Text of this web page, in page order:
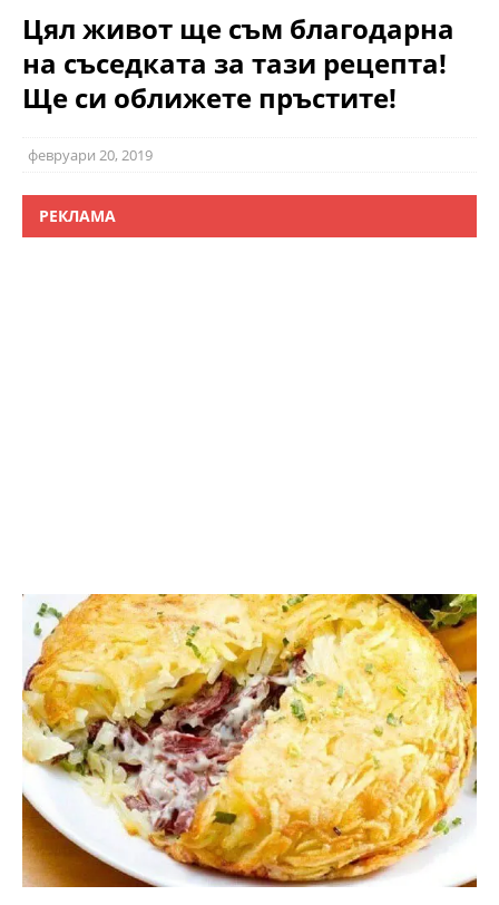
Цял живот ще съм благодарна
на съседката за тази рецепта!
Ще си оближете пръстите!
февруари 20, 2019
РЕКЛАМА